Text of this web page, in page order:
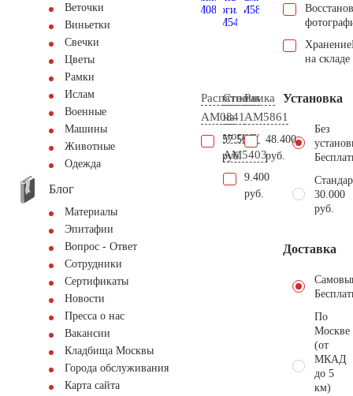
Веточки
Виньетки
Свечки
Цветы
Рамки
Ислам
Военные
Машины
Животные
Одежда
Блог
Материалы
Эпитафии
Вопрос - Ответ
Сотрудники
Сертификаты
Новости
Пресса о нас
Вакансии
Кладбища Москвы
Города обслуживания
Карта сайта
Распятие
AM0841
57.500
руб.
Столик
на
могилу
AM5403
9.400
руб.
Рамка
AM5861
48.400
руб.
Хранение
на складе
Установка
Без
30.000
руб.
Доставка
По
Москве
(от
МКАД
до 5
км)